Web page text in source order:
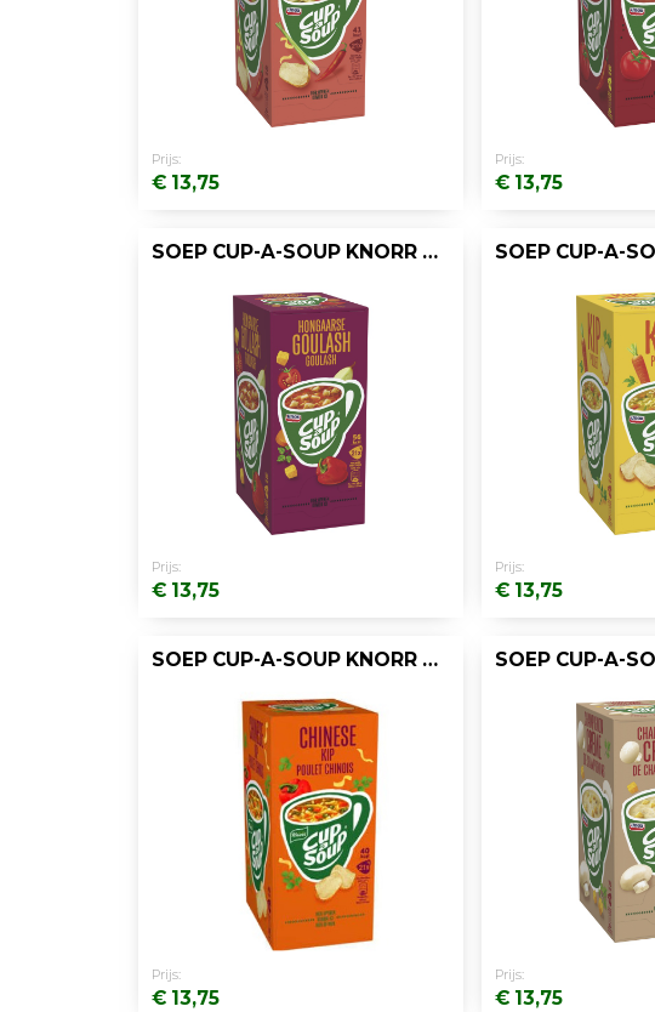
Prijs:
€ 13,75
Prijs:
€ 13,75
SOEP CUP-A-SOUP KNORR HONG GOULASH/DS 21
Prijs:
€ 13,75
Prijs:
€ 13,75
SOEP CUP-A-SOUP KNORR CHIN.KIP/DOOS 21
Prijs:
€ 13,75
Prijs:
€ 13,75